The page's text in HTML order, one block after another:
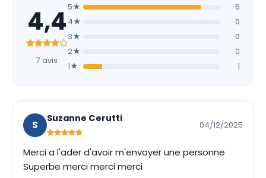
4,4
7 avis
5★
6
4★
0
3★
0
2★
0
1★
1
S
Suzanne Cerutti
04/12/2025
Merci a l'ader d'avoir m'envoyer une personne
Superbe merci merci merci